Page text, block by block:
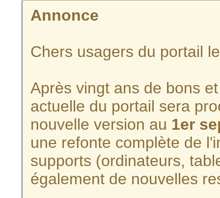
Annonce
Chers usagers du portail
Après vingt ans de bons
actuelle du portail sera
nouvelle version au 1er
une refonte complète de
supports (ordinateurs,
également de nouvelles